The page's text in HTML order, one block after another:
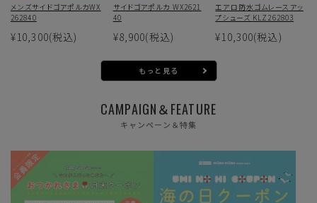
メンズサイドゴアポルカWX
262840
¥10,300(税込)
サイドゴアポルカ WX2621
40
¥8,900(税込)
エアロ防水ゴムレースアッ
プシューズ KLZ262803
¥10,300(税込)
もっと見る
CAMPAIGN＆FEATURE
キャンペーン＆特集